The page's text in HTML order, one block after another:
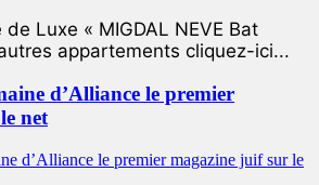
Luxe « MIGDAL NEVE Bat
appartements cliquez-ici...
d’Alliance le premier
net